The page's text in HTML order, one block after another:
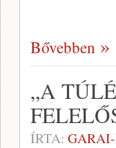
Bővebben
„A
ÍRTA: